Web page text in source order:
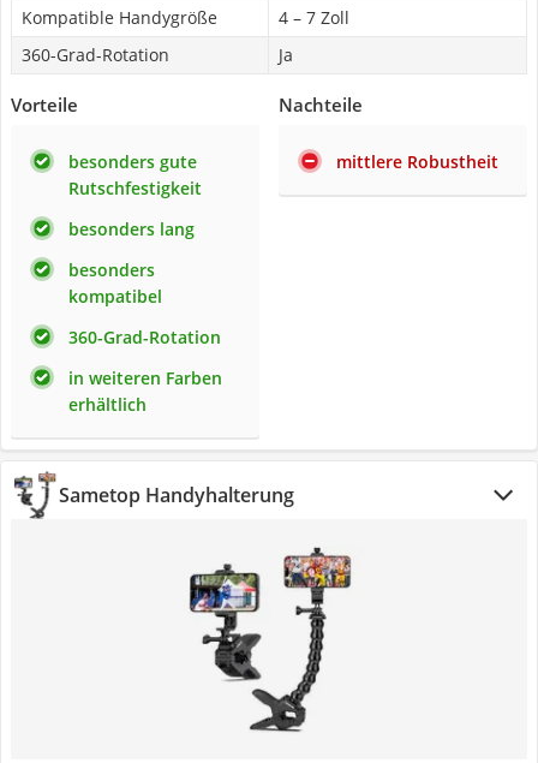
Kompatible Handygröße
4 – 7 Zoll
360-Grad-Rotation
Ja
Vorteile
besonders gute
Rutschfestigkeit
besonders lang
besonders
kompatibel
360-Grad-Rotation
in weiteren Farben
erhältlich
Nachteile
mittlere Robustheit
Sametop Handyhalterung